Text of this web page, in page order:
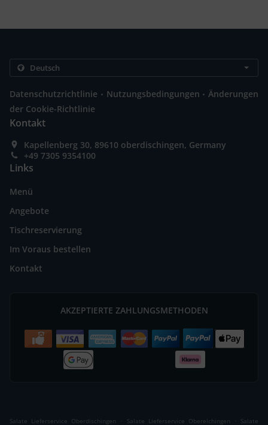
Datenschutzrichtlinie . Nutzungsbedingungen . Änderungen
der Cookie-Richtlinie
Kontakt
Kapellenberg 30, 89610 oberdischingen, Germany
+49 7305 9354100
Links
Menü
Angebote
Tischreservierung
Im Voraus bestellen
Kontakt
AKZEPTIERTE ZAHLUNGSMETHODEN
Salate Lieferservice Oberdischingen . Salate Lieferservice Oberelchingen . Salate